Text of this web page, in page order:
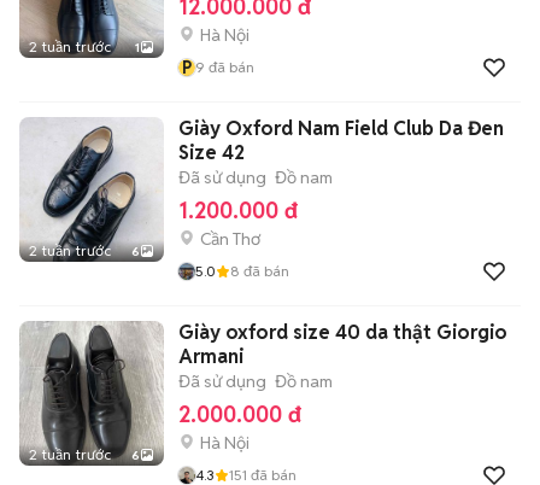
2 tuần trước 1
12.000.000 đ
Hà Nội
P 9 đã bán
2 tuần trước 6
Giày Oxford Nam Field Club Da Đen
Size 42
Đã sử dụng Đồ nam
1.200.000 đ
Cần Thơ
5.0 8 đã bán
2 tuần trước 6
Giày oxford size 40 da thật Giorgio
Armani
Đã sử dụng Đồ nam
2.000.000 đ
Hà Nội
4.3 151 đã bán